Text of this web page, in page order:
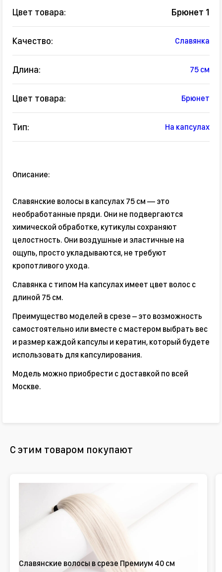
Цвет товара: Брюнет 1
Качество: Славянка
Длина: 75 см
Цвет товара: Брюнет
Тип: На капсулах
Описание:
Славянские волосы в капсулах 75 см — это
необработанные пряди. Они не подвергаются
химической обработке, кутикулы сохраняют
целостность. Они воздушные и эластичные на
ощупь, просто укладываются, не требуют
кропотливого ухода.
Славянка с типом На капсулах имеет цвет волос с
длиной 75 см.
Преимущество моделей в срезе – это возможность
самостоятельно или вместе с мастером выбрать вес
и размер каждой капсулы и кератин, который будете
использовать для капсулирования.
Модель можно приобрести с доставкой по всей
Москве.
С этим товаром покупают
Славянские волосы в срезе Премиум 40 см